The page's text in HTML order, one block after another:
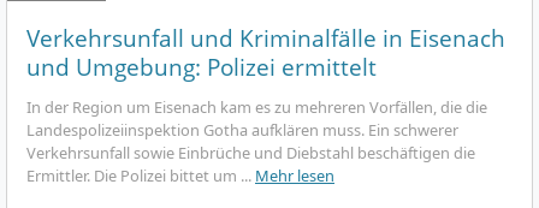
Verkehrsunfall und Kriminalfälle in Eisenach
und Umgebung: Polizei ermittelt
In der Region um Eisenach kam es zu mehreren Vorfällen, die die
Landespolizeiinspektion Gotha aufklären muss. Ein schwerer
Verkehrsunfall sowie Einbrüche und Diebstahl beschäftigen die
Ermittler. Die Polizei bittet um ... Mehr lesen